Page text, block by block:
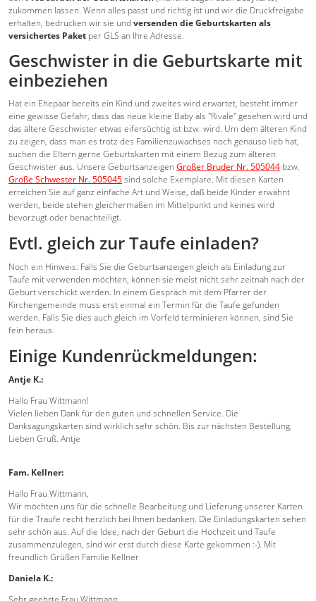
zukommen lassen. Wenn alles passt und richtig ist und wir die Druckfreigabe
erhalten, bedrucken wir sie und versenden die Geburtskarten als
versichertes Paket per GLS an Ihre Adresse.
Geschwister in die Geburtskarte mit
einbeziehen
Hat ein Ehepaar bereits ein Kind und zweites wird erwartet, besteht immer
eine gewisse Gefahr, dass das neue kleine Baby als "Rivale" gesehen wird und
das ältere Geschwister etwas eifersüchtig ist bzw. wird. Um dem älteren Kind
zu zeigen, dass man es trotz des Familienzuwachses noch genauso lieb hat,
suchen die Eltern gerne Geburtskarten mit einem Bezug zum älteren
Geschwister aus. Unsere Geburtsanzeigen Großer Bruder Nr. 505044 bzw.
Große Schwester Nr. 505045sind solche Exemplare. Mit diesen Karten
erreichen Sie auf ganz einfache Art und Weise, daß beide Kinder erwähnt
werden, beide stehen gleichermaßen im Mittelpunkt und keines wird
bevorzugt oder benachteiligt.
Evtl. gleich zur Taufe einladen?
Noch ein Hinweis: Falls Sie die Geburtsanzeigen gleich als Einladung zur
Taufe mit verwenden möchten, können sie meist nicht sehr zeitnah nach der
Geburt verschickt werden. In einem Gespräch mit dem Pfarrer der
Kirchengemeinde muss erst einmal ein Termin für die Taufe gefunden
werden. Falls Sie dies auch gleich im Vorfeld terminieren können, sind Sie
fein heraus.
Einige Kundenrückmeldungen:
Antje K.:
Hallo Frau Wittmann!
Vielen lieben Dank für den guten und schnellen Service. Die
Danksagungskarten sind wirklich sehr schön. Bis zur nächsten Bestellung.
Lieben Gruß. Antje
Fam. Kellner:
Hallo Frau Wittmann,
Wir möchten uns für die schnelle Bearbeitung und Lieferung unserer Karten
für die Traufe recht herzlich bei Ihnen bedanken. Die Einladungskarten sehen
sehr schön aus. Auf die Idee, nach der Geburt die Hochzeit und Taufe
zusammenzulegen, sind wir erst durch diese Karte gekommen :-). Mit
freundlich Grüßen Familie Kellner
Daniela K.: